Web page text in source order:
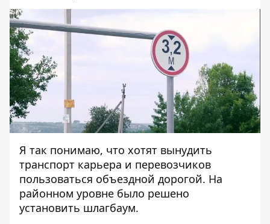
Я так понимаю, что хотят вынудить
транспорт карьера и перевозчиков
пользоваться объездной дорогой. На
районном уровне было решено
установить шлагбаум.